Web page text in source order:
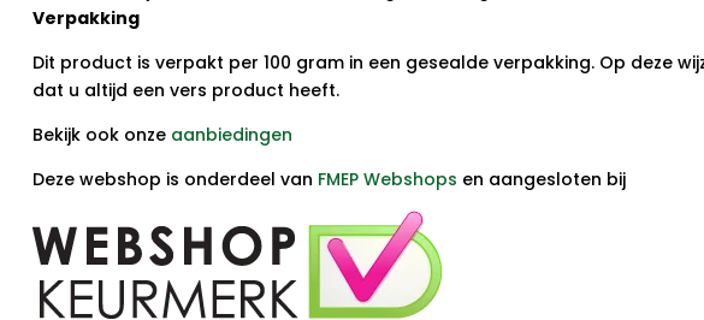
Verpakking
Dit product is verpakt per 100 gram in een gesealde verpakking. Op deze
dat u altijd een vers product heeft.
Bekijk ook onze aanbiedingen
Deze webshop is onderdeel van FMEP Webshops en aangesloten bij